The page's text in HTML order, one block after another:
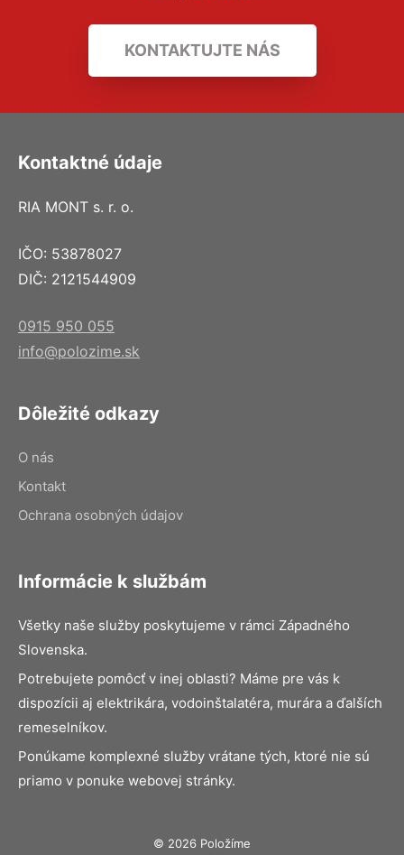
KONTAKTUJTE NÁS
Kontaktné údaje
RIA MONT s. r. o.
IČO: 53878027
DIČ: 2121544909
0915 950 055
info@polozime.sk
Dôležité odkazy
O nás
Kontakt
Ochrana osobných údajov
Informácie k službám
Všetky naše služby poskytujeme v rámci Západného
Slovenska.
Potrebujete pomôcť v inej oblasti? Máme pre vás k
dispozícii aj elektrikára, vodoinštalatéra, murára a ďalších
remeselníkov.
Ponúkame komplexné služby vrátane tých, ktoré nie sú
priamo v ponuke webovej stránky.
© 2026 Položíme